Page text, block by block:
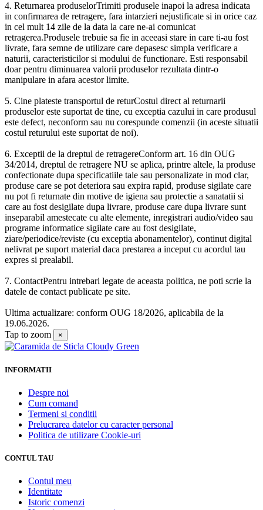
4. Returnarea produselorTrimiti produsele inapoi la adresa indicata
in confirmarea de retragere, fara intarzieri nejustificate si in orice caz
in cel mult 14 zile de la data la care ne-ai comunicat
retragerea.Produsele trebuie sa fie in aceeasi stare in care ti-au fost
livrate, fara semne de utilizare care depasesc simpla verificare a
naturii, caracteristicilor si modului de functionare. Esti responsabil
doar pentru diminuarea valorii produselor rezultata dintr-o
manipulare in afara acestor limite.
5. Cine plateste transportul de returCostul direct al returnarii
produselor este suportat de tine, cu exceptia cazului in care produsul
este defect, neconform sau nu corespunde comenzii (in aceste situatii
costul returului este suportat de noi).
6. Exceptii de la dreptul de retragereConform art. 16 din OUG
34/2014, dreptul de retragere NU se aplica, printre altele, la produse
confectionate dupa specificatiile tale sau personalizate in mod clar,
produse care se pot deteriora sau expira rapid, produse sigilate care
nu pot fi returnate din motive de igiena sau protectie a sanatatii si
care au fost desigilate dupa livrare, produse care dupa livrare sunt
inseparabil amestecate cu alte elemente, inregistrari audio/video sau
programe informatice sigilate care au fost desigilate,
ziare/periodice/reviste (cu exceptia abonamentelor), continut digital
nelivrat pe suport material daca prestarea a inceput cu acordul tau
expres si prealabil.
7. ContactPentru intrebari legate de aceasta politica, ne poti scrie la
datele de contact publicate pe site.
Ultima actualizare: conform OUG 18/2026, aplicabila de la
19.06.2026.
Tap to zoom
×
INFORMATII
Despre noi
Cum comand
Termeni si conditii
Prelucrarea datelor cu caracter personal
Politica de utilizare Cookie-uri
CONTUL TAU
Contul meu
Identitate
Istoric comenzi